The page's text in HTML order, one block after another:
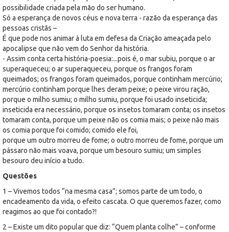
possibilidade criada pela mão do ser humano.
Só a esperança de novos céus e nova terra - razão da esperança das
pessoas cristãs –
É que pode nos animar à luta em defesa da Criação ameaçada pelo
apocalipse que não vem do Senhor da história.
- Assim conta certa história-poesia:...pois é, o mar subiu, porque o ar
superaqueceu; o ar superaqueceu, porque os frangos foram
queimados; os frangos foram queimados, porque continham mercúrio;
mercúrio continham porque lhes deram peixe; o peixe virou ração,
porque o milho sumiu; o milho sumiu, porque foi usado inseticida;
inseticida era necessário, porque os insetos tomaram conta; os insetos
tomaram conta, porque um peixe não os comia mais; o peixe não mais
os comia porque foi comido; comido ele foi,
porque um outro morreu de fome; o outro morreu de fome, porque um
pássaro não mais voava, porque um besouro sumiu; um simples
besouro deu início a tudo.
Questões
1 – Vivemos todos “na mesma casa”; somos parte de um todo, o
encadeamento da vida, o efeito cascata. O que queremos fazer, como
reagimos ao que foi contado?!
2 – Existe um dito popular que diz: “Quem planta colhe” – conforme